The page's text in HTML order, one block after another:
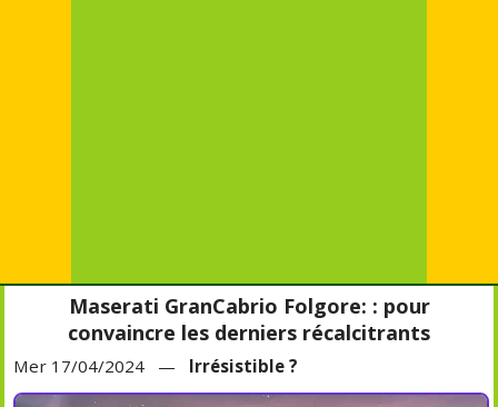
Maserati GranCabrio Folgore: : pour
convaincre les derniers récalcitrants
Mer 17/04/2024 — Irrésistible ?